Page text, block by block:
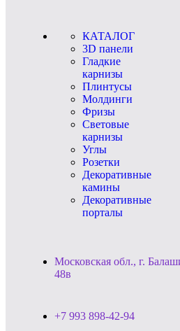
КАТАЛОГ
3D панели
Гладкие
карнизы
Плинтусы
Молдинги
Фризы
Световые
карнизы
Углы
Розетки
Декоративные
камины
Декоративные
порталы
Московская обл., г.
48в
+7 993 898-42-94